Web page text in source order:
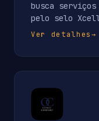
busca
pelo selo
Ver detalhes→